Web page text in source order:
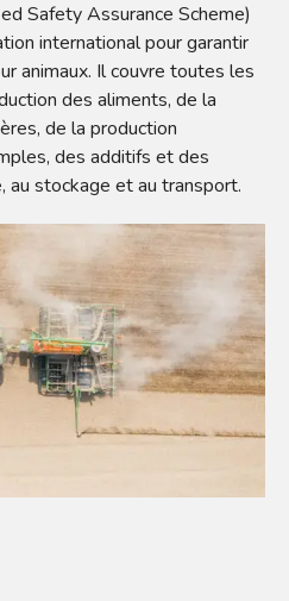
Safety Assurance Scheme)
international pour garantir
animaux. Il couvre toutes les
des aliments, de la
de la production
des additifs et des
au stockage et au transport.